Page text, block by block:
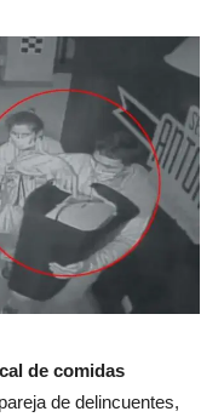
de comidas
de delincuentes,